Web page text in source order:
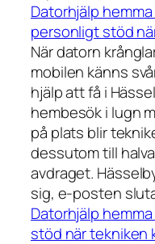
Datorhjälp
personligt stöd
När datorn
mobilen känns
hjälp att få i
hembesök i lugn
på plats blir
dessutom till
avdraget.
sig, e-posten
Datorhjälp
stöd när tekniken